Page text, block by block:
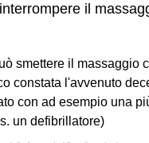
il
smettere il massaggio
constata l'avvenuto
con ad esempio una
un defibrillatore)